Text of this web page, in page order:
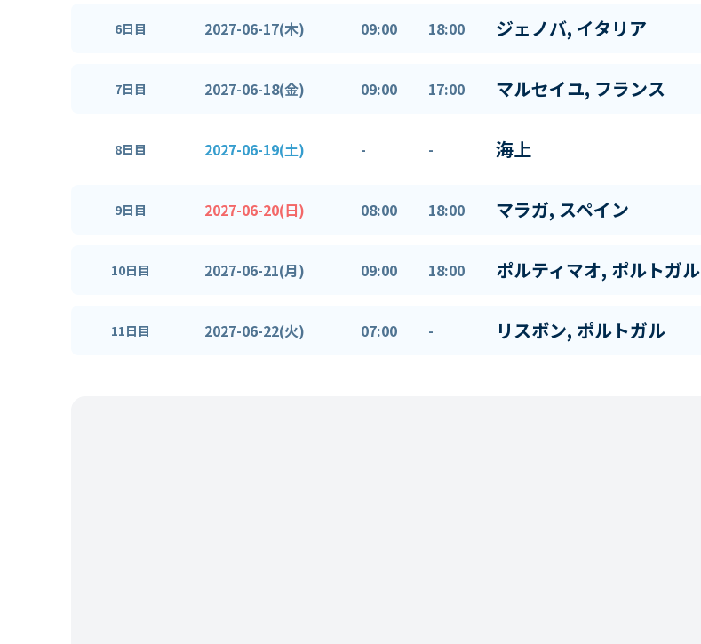
6日目 2027-06-17(木) 09:00 18:00 ジェノバ, イタリア
7日目 2027-06-18(金) 09:00 17:00 マルセイユ, フランス
8日目 2027-06-19(土) - - 海上
9日目 2027-06-20(日) 08:00 18:00 マラガ, スペイン
10日目 2027-06-21(月) 09:00 18:00 ポルティマオ, ポルトガル
11日目 2027-06-22(火) 07:00 - リスボン, ポルトガル